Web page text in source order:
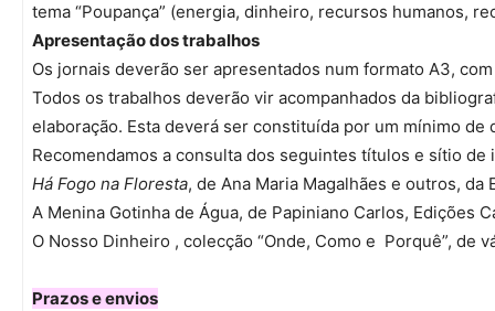
tema “Poupança” (energia, dinheiro, recursos humanos,
Apresentação dos trabalhos
Os jornais deverão ser apresentados num formato A3,
Todos os trabalhos deverão vir acompanhados da
elaboração. Esta deverá ser constituída por um mínimo
Recomendamos a consulta dos seguintes títulos e sítio de
Há Fogo na Floresta, de Ana Maria Magalhães e outros, da
A Menina Gotinha de Água, de Papiniano Carlos, Edições
O Nosso Dinheiro , colecção “Onde, Como e Porquê”, de
Prazos e envios